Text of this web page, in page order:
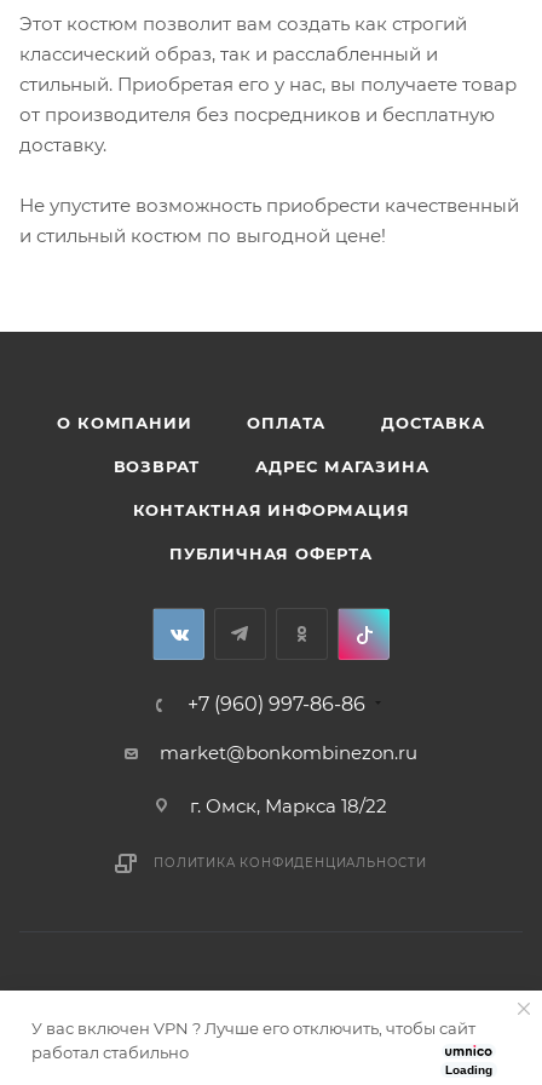
Этот костюм позволит вам создать как строгий
классический образ, так и расслабленный и
стильный. Приобретая его у нас, вы получаете товар
от производителя без посредников и бесплатную
доставку.
Не упустите возможность приобрести качественный
и стильный костюм по выгодной цене!
О КОМПАНИИ ОПЛАТА ДОСТАВКА
ВОЗВРАТ АДРЕС МАГАЗИНА
КОНТАКТНАЯ ИНФОРМАЦИЯ
ПУБЛИЧНАЯ ОФЕРТА
+7 (960) 997-86-86
market@bonkombinezon.ru
г. Омск, Маркса 18/22
ПОЛИТИКА КОНФИДЕНЦИАЛЬНОСТИ
2026 © Bonkombinezon- зимние комбинезоны из Сибири
Loading
У вас включен VPN ? Лучше его отключить, чтобы сайт
работал стабильно